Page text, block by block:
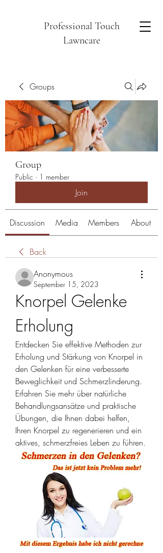
Professional Touch
Lawncare
Groups
Group
Public · 1 member
Join
Discussion Media Members About
Back
Anonymous
September 15, 2023
Knorpel Gelenke
Erholung
Entdecken Sie effektive Methoden zur
Erholung und Stärkung von Knorpel in
den Gelenken für eine verbesserte
Beweglichkeit und Schmerzlinderung.
Erfahren Sie mehr über natürliche
Behandlungsansätze und praktische
Übungen, die Ihnen dabei helfen,
Ihren Knorpel zu regenerieren und ein
aktives, schmerzfreies Leben zu führen.